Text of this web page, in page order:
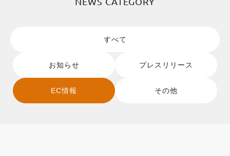
すべて
お知らせ プレスリリース
EC情報 その他